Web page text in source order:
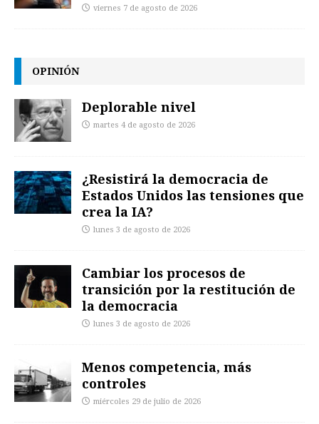
viernes 7 de agosto de 2026
OPINIÓN
Deplorable nivel
martes 4 de agosto de 2026
¿Resistirá la democracia de
Estados Unidos las tensiones que
crea la IA?
lunes 3 de agosto de 2026
Cambiar los procesos de
transición por la restitución de
la democracia
lunes 3 de agosto de 2026
Menos competencia, más
controles
miércoles 29 de julio de 2026